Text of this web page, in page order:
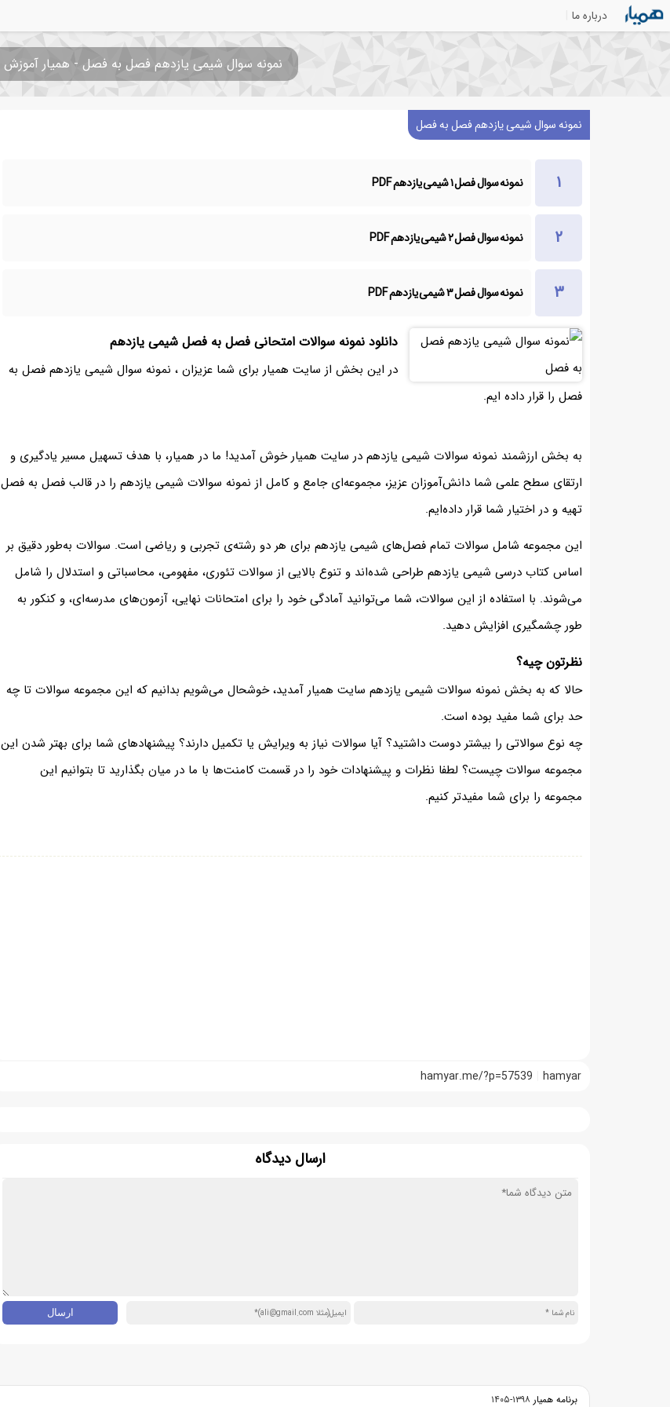
درباره ما
نمونه سوال شیمی یازدهم فصل به فصل - همیار آموزش
نمونه سوال شیمی یازدهم فصل به فصل
نمونه سوال فصل ۱ شیمی یازدهم PDF
نمونه سوال فصل ۲ شیمی یازدهم PDF
نمونه سوال فصل ۳ شیمی یازدهم PDF
دانلود نمونه سوالات امتحانی فصل به فصل شیمی یازدهم
در این بخش از سایت همیار برای شما عزیزان ، نمونه سوال شیمی یازدهم فصل به
فصل را قرار داده ایم.
به بخش ارزشمند نمونه سوالات شیمی یازدهم در سایت همیار خوش آمدید! ما در همیار، با هدف تسهیل مسیر یادگیری و
ارتقای سطح علمی شما دانش‌آموزان عزیز، مجموعه‌ای جامع و کامل از نمونه سوالات شیمی یازدهم را در قالب فصل به فصل
تهیه و در اختیار شما قرار داده‌ایم.
این مجموعه شامل سوالات تمام فصل‌های شیمی یازدهم برای هر دو رشته‌ی تجربی و ریاضی است. سوالات به‌طور دقیق بر
اساس کتاب درسی شیمی یازدهم طراحی شده‌اند و تنوع بالایی از سوالات تئوری، مفهومی، محاسباتی و استدلال را شامل
می‌شوند. با استفاده از این سوالات، شما می‌توانید آمادگی خود را برای امتحانات نهایی، آزمون‌های مدرسه‌ای، و کنکور به
طور چشمگیری افزایش دهید.
نظرتون چیه؟
حالا که به بخش نمونه سوالات شیمی یازدهم سایت همیار آمدید، خوشحال می‌شویم بدانیم که این مجموعه سوالات تا چه
حد برای شما مفید بوده است.
چه نوع سوالاتی را بیشتر دوست داشتید؟ آیا سوالات نیاز به ویرایش یا تکمیل دارند؟ پیشنهادهای شما برای بهتر شدن این
مجموعه سوالات چیست؟ لطفا نظرات و پیشنهادات خود را در قسمت کامنت‌ها با ما در میان بگذارید تا بتوانیم این
مجموعه را برای شما مفیدتر کنیم.
hamyar
hamyar.me/?p=57539
ارسال دیدگاه
برنامه همیار ۱۳۹۸-۱۴۰۵